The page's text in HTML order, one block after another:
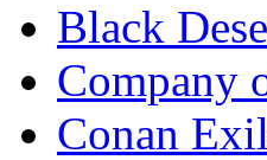
Black
Company
Conan